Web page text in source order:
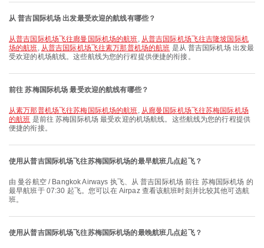
从 普吉国际机场 出发最受欢迎的航线有哪些？
从普吉国际机场飞往廊曼国际机场的航班, 从普吉国际机场飞往吉隆坡国际机
场的航班, 从普吉国际机场飞往素万那普机场的航班 是从 普吉国际机场 出发最
受欢迎的机场航线。这些航线为您的行程提供便捷的衔接。
前往 苏梅国际机场 最受欢迎的航线有哪些？
从素万那普机场飞往苏梅国际机场的航班, 从廊曼国际机场飞往苏梅国际机场
的航班 是前往 苏梅国际机场 最受欢迎的机场航线。这些航线为您的行程提供
便捷的衔接。
使用从普吉国际机场飞往苏梅国际机场的最早航班几点起飞？
由 曼谷航空 / Bangkok Airways 执飞、从 普吉国际机场 前往 苏梅国际机场 的
最早航班于 07:30 起飞。您可以在 Airpaz 查看该航班时刻并比较其他可选航
班。
使用从普吉国际机场飞往苏梅国际机场的最晚航班几点起飞？